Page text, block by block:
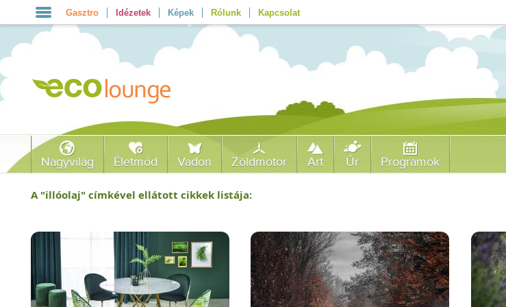
Gasztro Idézetek Képek Rólunk Kapcsolat
Nagyvilág Életmód Vadon Zöldmotor Art Űr Programok
A "illóolaj" címkével ellátott cikkek listája: